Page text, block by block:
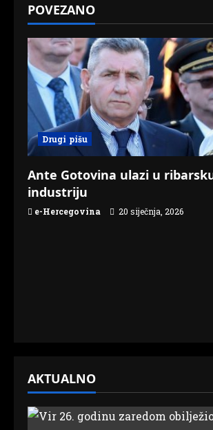
n
a
v
i
g
a
t
i
POVEZANO
Drugi pišu
Ante Gotovina ulazi u
industriju
e-Hercegovina
20 siječnja, 2026
AKTUALNO